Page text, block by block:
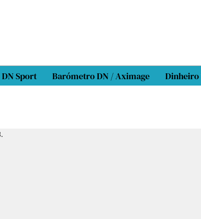
DN Sport Barómetro DN / Aximage Dinheiro